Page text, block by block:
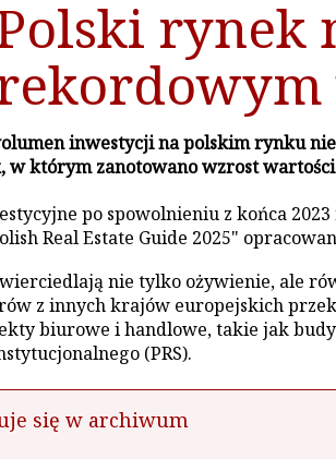
rynek
inwestycji na polskim rynku
którym zanotowano wzrost
po spowolnieniu z końca
Real Estate Guide 2025"
nie tylko ożywienie, ale
z innych krajów europejskich
biurowe i handlowe, takie jak
(PRS).
się w archiwum